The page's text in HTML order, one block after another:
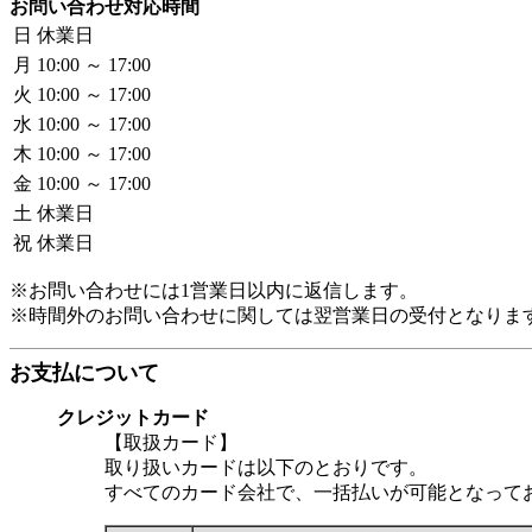
お問い合わせ対応時間
日 休業日
月 10:00 ～ 17:00
火 10:00 ～ 17:00
水 10:00 ～ 17:00
木 10:00 ～ 17:00
金 10:00 ～ 17:00
土 休業日
祝 休業日
※お問い合わせには1営業日以内に返信します。
※時間外のお問い合わせに関しては翌営業日の受付となりま
お支払について
クレジットカード
【取扱カード】
取り扱いカードは以下のとおりです。
すべてのカード会社で、一括払いが可能となって